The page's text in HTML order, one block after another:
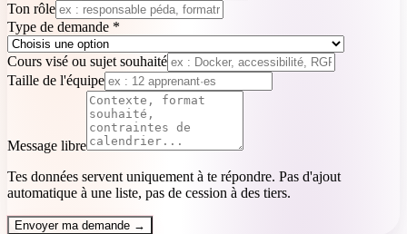
Ton rôle
Type de demande *
Cours visé ou sujet souhaité
Taille de l'équipe
Message libre
Tes données servent uniquement à te répondre. Pas d'ajout
automatique à une liste, pas de cession à des tiers.
Envoyer ma demande →